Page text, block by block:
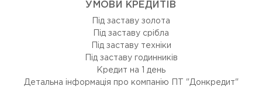
УМОВИ КРЕДИТІВ
Під заставу золота
Під заставу срібла
Під заставу техніки
Під заставу годинників
Кредит на 1 день
Детальна інформація про компанію ПТ "Донкредит"